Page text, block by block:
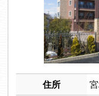
住所